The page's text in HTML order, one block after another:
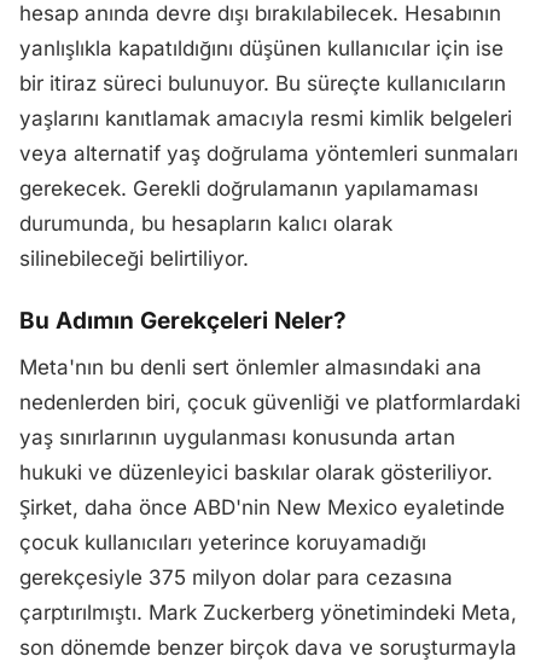
hesap anında devre dışı bırakılabilecek. Hesabının
yanlışlıkla kapatıldığını düşünen kullanıcılar için ise
bir itiraz süreci bulunuyor. Bu süreçte kullanıcıların
yaşlarını kanıtlamak amacıyla resmi kimlik belgeleri
veya alternatif yaş doğrulama yöntemleri sunmaları
gerekecek. Gerekli doğrulamanın yapılamaması
durumunda, bu hesapların kalıcı olarak
silinebileceği belirtiliyor.
Bu Adımın Gerekçeleri Neler?
Meta'nın bu denli sert önlemler almasındaki ana
nedenlerden biri, çocuk güvenliği ve platformlardaki
yaş sınırlarının uygulanması konusunda artan
hukuki ve düzenleyici baskılar olarak gösteriliyor.
Şirket, daha önce ABD'nin New Mexico eyaletinde
çocuk kullanıcıları yeterince koruyamadığı
gerekçesiyle 375 milyon dolar para cezasına
çarptırılmıştı. Mark Zuckerberg yönetimindeki Meta,
son dönemde benzer birçok dava ve soruşturmayla